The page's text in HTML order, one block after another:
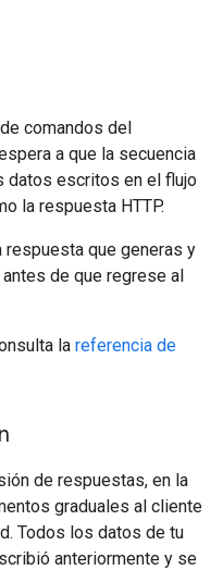
comandos del
a que la secuencia
datos escritos en el flujo
la respuesta HTTP.
respuesta que generas y
de que regrese al
la referencia de
de respuestas, en la
graduales al cliente
Todos los datos de tu
anteriormente y se